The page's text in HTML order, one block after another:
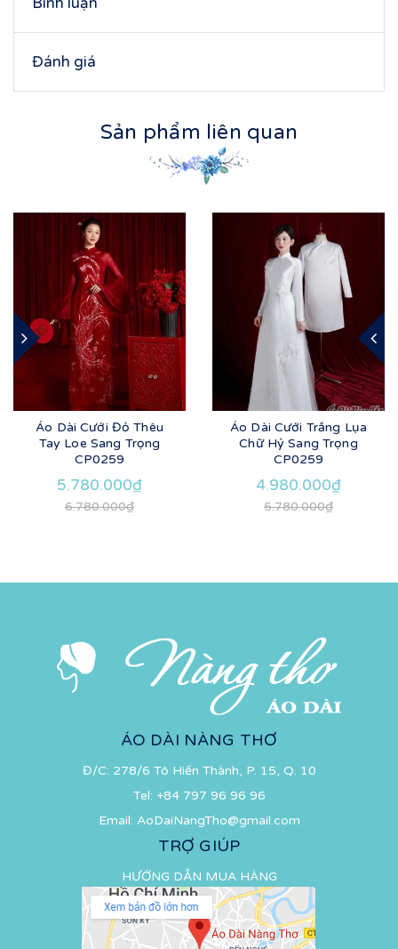
Đánh giá
Sản phẩm liên quan
Áo Dài Cưới Đỏ Thêu
Tay Loe Sang Trọng
CP0259
5.780.000₫
6.780.000₫
Áo Dài Cưới Trắng Lụa
Chữ Hỷ Sang Trọng
CP0259
4.980.000₫
5.780.000₫
ÁO DÀI NÀNG THƠ
Đ/C: 278/6 Tô Hiến Thành, P. 15, Q. 10
Tel: +84 797 96 96 96
Email: AoDaiNangTho@gmail.com
TRỢ GIÚP
HƯỚNG DẪN MUA HÀNG